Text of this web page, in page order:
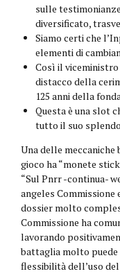
sulle
diversificato,
Siamo certi che
elementi di
Così il viceministro
distacco della
125 anni della
Questa è una slot
tutto il suo
Una delle meccaniche
gioco ha “monete
“Sul Pnrr -continua-
angeles Commissione
dossier molto
Commissione ha
lavorando
battaglia molto
flessibilità dell’uso